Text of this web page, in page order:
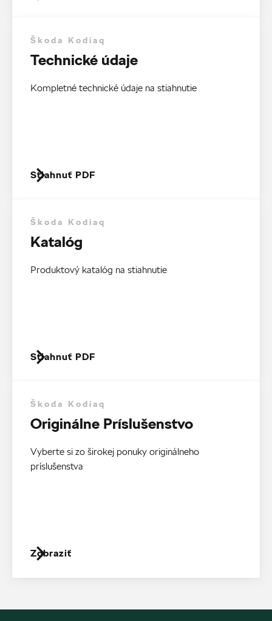
Škoda Kodiaq
Technické údaje
Kompletné technické údaje na stiahnutie
Stiahnuť PDF
Škoda Kodiaq
Katalóg
Produktový katalóg na stiahnutie
Stiahnuť PDF
Škoda Kodiaq
Originálne Príslušenstvo
Vyberte si zo širokej ponuky originálneho
príslušenstva
Zobraziť